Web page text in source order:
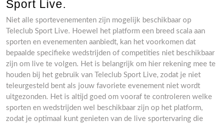
Sport Live.
Niet alle sportevenementen zijn mogelijk beschikbaar op
Teleclub Sport Live. Hoewel het platform een breed scala aan
sporten en evenementen aanbiedt, kan het voorkomen dat
bepaalde specifieke wedstrijden of competities niet beschikbaar
zijn om live te volgen. Het is belangrijk om hier rekening mee te
houden bij het gebruik van Teleclub Sport Live, zodat je niet
teleurgesteld bent als jouw favoriete evenement niet wordt
uitgezonden. Het is altijd goed om vooraf te controleren welke
sporten en wedstrijden wel beschikbaar zijn op het platform,
zodat je optimaal kunt genieten van de live sportervaring die